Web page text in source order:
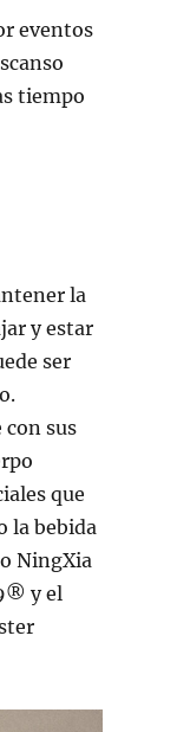
eventos
tiempo
la
y estar
ser
con sus
que
la bebida
NingXia
y el